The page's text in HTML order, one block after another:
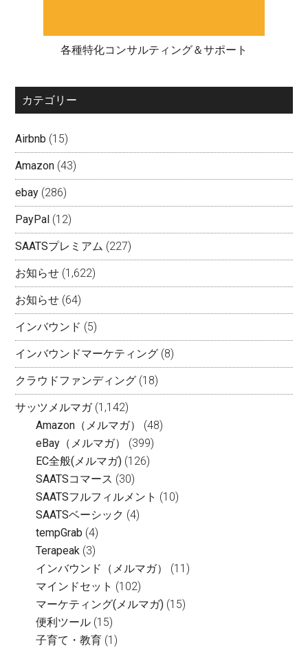
各種特化コンサルティング＆サポート
カテゴリー
Airbnb (15)
Amazon (43)
ebay (286)
PayPal (12)
SAATSプレミアム (227)
お知らせ (1,622)
お知らせ (64)
インバウンド (5)
インバウンドマーケティング (8)
クラウドファンディング (18)
サッツメルマガ(1,142)
Amazon（メルマガ）
(48)
eBay（メルマガ）
(399)
EC全般(メルマガ) (126)
SAATSコマース (30)
SAATSフルフィルメント (10)
SAATSベーシック (4)
tempGrab (4)
Terapeak (3)
インバウンド（メルマガ）
(11)
マインドセット (102)
マーケティング(メルマガ) (15)
便利ツール (15)
子育て・教育 (1)